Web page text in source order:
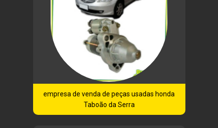
empresa de venda de peças usadas honda
Taboão da Serra